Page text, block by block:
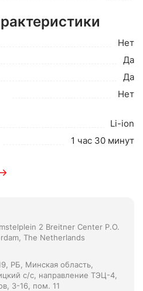
Нет
Да
Да
Нет
Li-ion
1 час 30 минут
2 Breitner Center P.O.
The Netherlands
РБ, Минская область,
с/с, направление ТЭЦ-4,
3-16, пом. 11